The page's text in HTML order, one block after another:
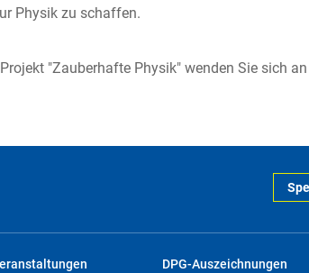
Physik zu schaffen.
"Zauberhafte Physik" wenden Sie sich
DPG-Auszeichnungen